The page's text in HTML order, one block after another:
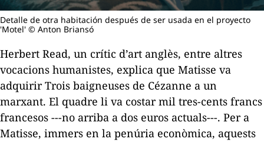
Detalle de otra habitación después de ser usada en el proyecto
'Motel' © Anton Briansó
Herbert Read, un crític d’art anglès, entre altres
vocacions humanistes, explica que Matisse va
adquirirTrois baigneuses de Cézanne a un
marxant. El quadre li va costar mil tres-cents francs
francesos ---no arriba a dos euros actuals---. Per a
Matisse, immers en la penúria econòmica, aquests